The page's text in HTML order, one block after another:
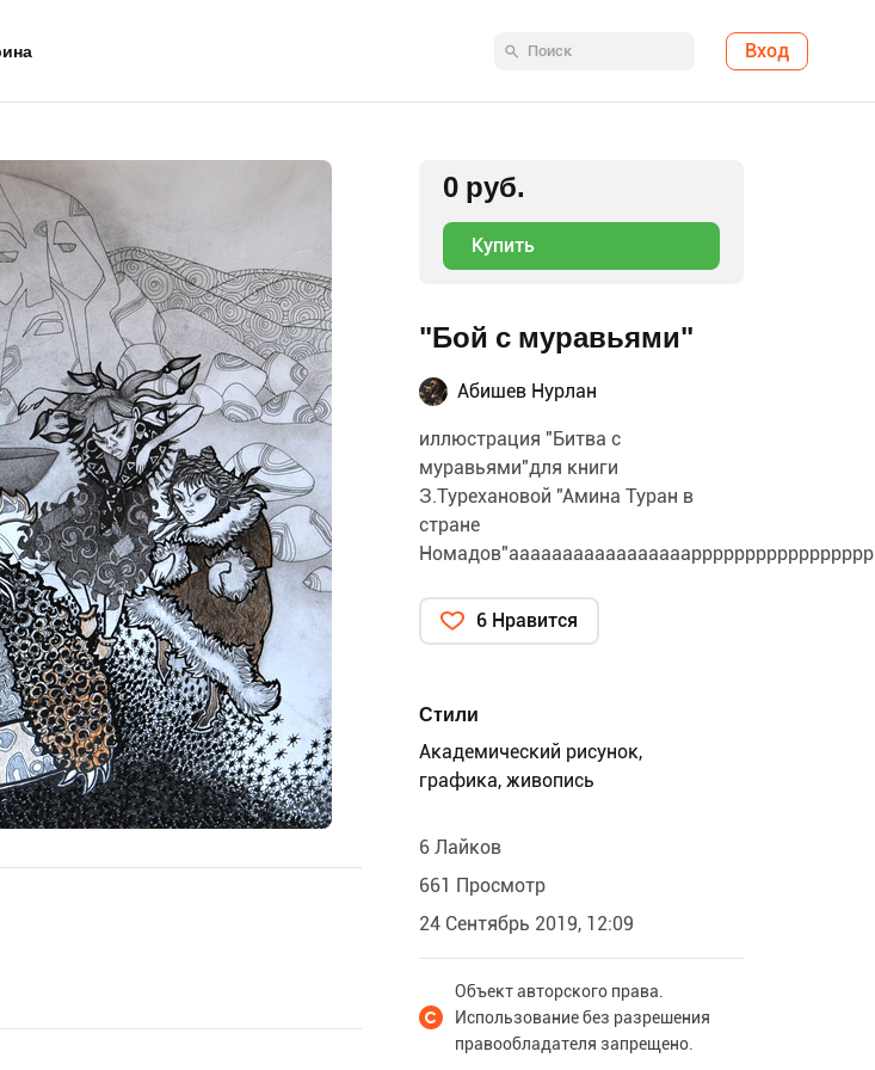
Вход
0 руб.
Купить
"Бой с муравьями"
Абишев Нурлан
иллюстрация "Битва с
муравьями"для книги
З.Турехановой "Амина Туран в
стране
6 Нравится
Стили
Академический рисунок,
графика, живопись
6 Лайков
661 Просмотр
24 Сентябрь 2019, 12:09
Объект авторского права.
Использование без разрешения
правообладателя запрещено.